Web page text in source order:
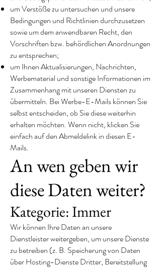
um Verstöße zu untersuchen und unsere
Bedingungen und Richtlinien durchzusetzen
sowie um dem anwendbaren Recht, den
Vorschriften bzw. behördlichen Anordnungen
zu entsprechen;
um Ihnen Aktualisierungen, Nachrichten,
Werbematerial und sonstige Informationen im
Zusammenhang mit unseren Diensten zu
übermitteln. Bei Werbe-E-Mails können Sie
selbst entscheiden, ob Sie diese weiterhin
erhalten möchten. Wenn nicht, klicken Sie
einfach auf den Abmeldelink in diesen E-
Mails.
An wen geben wir
diese Daten weiter?
Kategorie: Immer
Wir können Ihre Daten an unsere
Dienstleister weitergeben, um unsere Dienste
zu betreiben (z. B. Speicherung von Daten
über Hosting-Dienste Dritter, Bereitstellung